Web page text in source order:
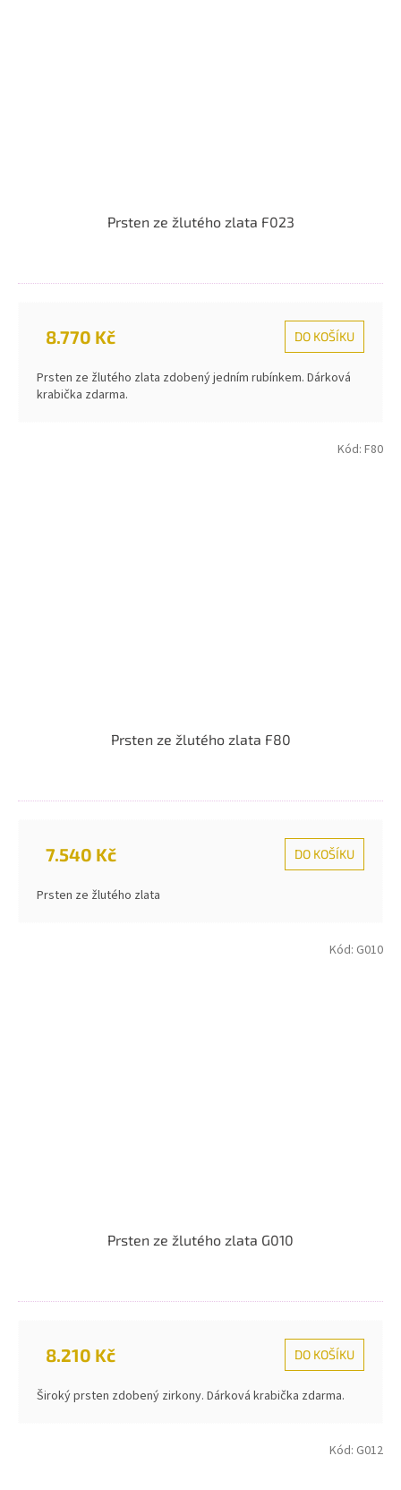
Prsten ze žlutého zlata F023
8.770 Kč DO KOŠÍKU
Prsten ze žlutého zlata zdobený jedním rubínkem. Dárková
krabička zdarma.
Prsten ze žlutého zlata F80
7.540 Kč DO KOŠÍKU
Prsten ze žlutého zlata
Kód: F80
Prsten ze žlutého zlata G010
8.210 Kč DO KOŠÍKU
Široký prsten zdobený zirkony. Dárková krabička zdarma.
Kód: G010
Kód: G012